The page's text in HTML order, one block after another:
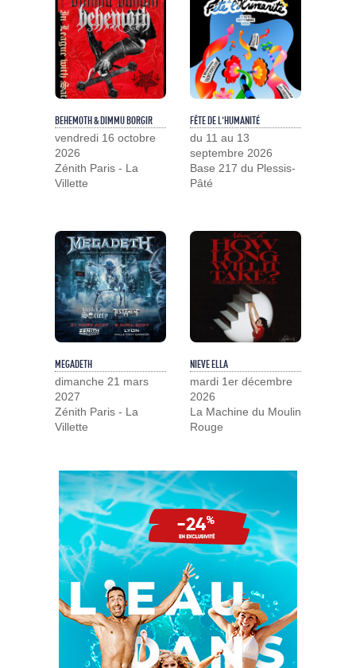
BEHEMOTH & DIMMU BORGIR
vendredi 16 octobre
2026
Zénith Paris - La
Villette
FÊTE DE L'HUMANITÉ
du 11 au 13
septembre 2026
Base 217 du Plessis-
Pâté
MEGADETH
dimanche 21 mars
2027
Zénith Paris - La
Villette
NIEVE ELLA
mardi 1er décembre
2026
La Machine du Moulin
Rouge